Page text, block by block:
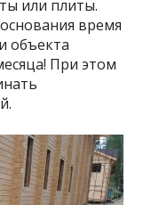
или плиты.
время
объекта
При этом